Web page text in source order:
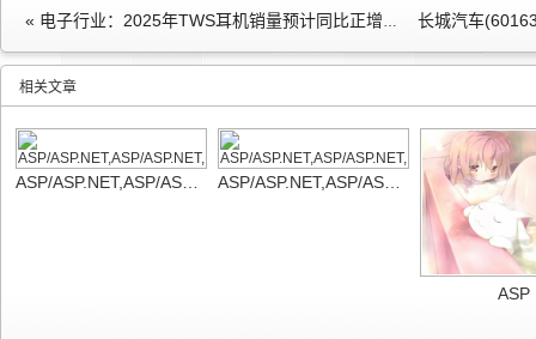
« 电子行业：2025年TWS耳机销量预计同比正增长 钉钉发布首款AI硬件
相关文章
ASP